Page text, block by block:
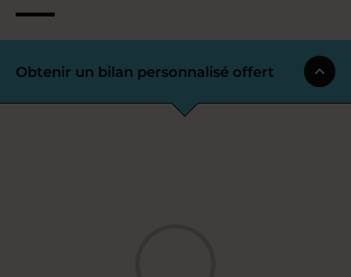
Obtenir un bilan personnalisé offert